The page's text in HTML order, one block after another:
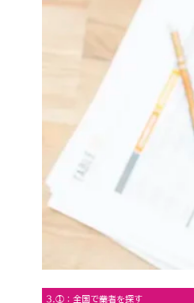
3.①：全国で業者を探す